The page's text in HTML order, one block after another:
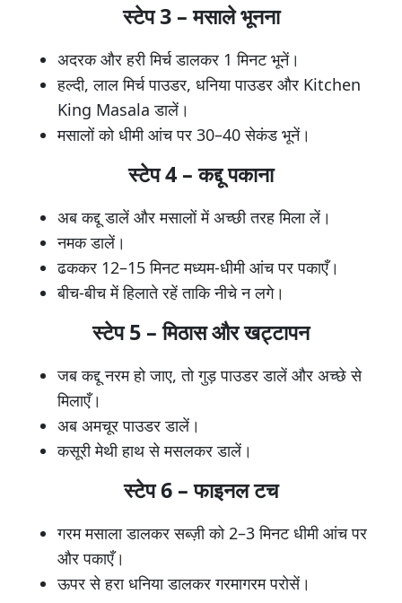
स्टेप 3 – मसाले भूनना
अदरक और हरी मिर्च डालकर 1 मिनट भूनें।
हल्दी, लाल मिर्च पाउडर, धनिया पाउडर और Kitchen
King Masala डालें।
मसालों को धीमी आंच पर 30–40 सेकंड भूनें।
स्टेप 4 – कद्दू पकाना
अब कद्दू डालें और मसालों में अच्छी तरह मिला लें।
नमक डालें।
ढककर 12–15 मिनट मध्यम-धीमी आंच पर पकाएँ।
बीच-बीच में हिलाते रहें ताकि नीचे न लगे।
स्टेप 5 – मिठास और खट्टापन
जब कद्दू नरम हो जाए, तो गुड़ पाउडर डालें और अच्छे से
मिलाएँ।
अब अमचूर पाउडर डालें।
कसूरी मेथी हाथ से मसलकर डालें।
स्टेप 6 – फाइनल टच
गरम मसाला डालकर सब्ज़ी को 2–3 मिनट धीमी आंच पर
और पकाएँ।
ऊपर से हरा धनिया डालकर गरमागरम परोसें।